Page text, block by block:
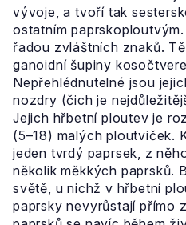
vývoje, a tvoří tak
ostatním
řadou zvláštních znaků.
ganoidní šupiny
Nepřehlédnutelné jsou
nozdry (čich je
Jejich hřbetní ploutev je
(5–18) malých ploutviček.
jeden tvrdý paprsek, z
několik měkkých paprsků.
světě, u nichž v hřbetní
paprsky nevyrůstají přímo